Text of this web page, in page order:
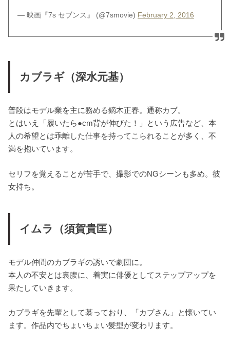
— 映画『7s セブンス』 (@7smovie) February 2, 2016
カブラギ（深水元基）
普段はモデル業を主に務める鏑木正春。通称カブ。
とはいえ「履いたら●cm背が伸びた！」という広告など、本
人の希望とは乖離した仕事を持ってこられることが多く、不
満を抱いています。
セリフを覚えることが苦手で、撮影でのNGシーンも多め。彼
女持ち。
イムラ（須賀貴匡）
モデル仲間のカブラギの誘いで劇団に。
本人の不安とは裏腹に、着実に俳優としてステップアップを
果たしていきます。
カブラギを先輩として慕っており、「カブさん」と懐いてい
ます。作品内でちょいちょい髪型が変わリます。